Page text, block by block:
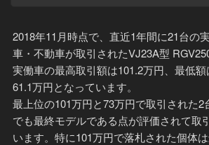
2018年11月時点で、直近1年間に21台の
車・不動車が取引されたVJ23A型
実働車の最高取引額は101.2万円、最低
61.1万円となっています。
最上位の101万円と73万円で取引された2
でも最終モデルである点が評価されて取
います。特に101万円で落札された個体